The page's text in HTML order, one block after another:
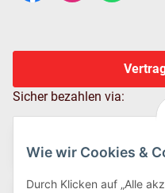
Wie wir Cookies &
Durch Klicken auf „Alle
Sicher bezahlen via: